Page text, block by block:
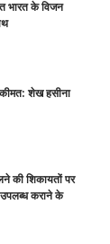
भारत के विजन
शेख हसीना
की शिकायतों पर
उपलब्ध कराने के